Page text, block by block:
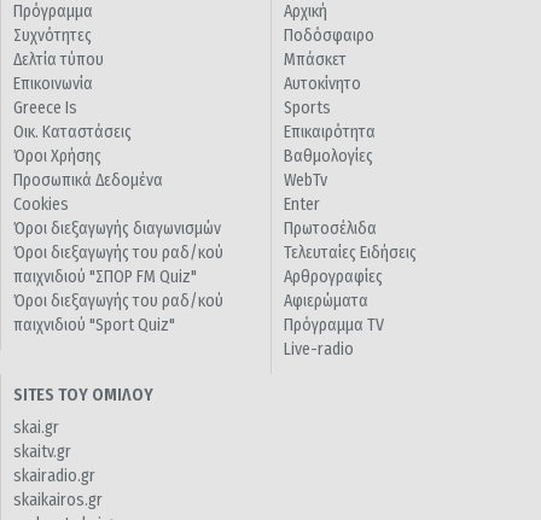
Πρόγραμμα
Συχνότητες
Δελτία τύπου
Επικοινωνία
Greece Is
Οικ. Καταστάσεις
Όροι Χρήσης
Προσωπικά Δεδομένα
Cookies
Όροι διεξαγωγής διαγωνισμών
Όροι διεξαγωγής του ραδ/κού
παιχνιδιού "ΣΠΟΡ FM Quiz"
Όροι διεξαγωγής του ραδ/κού
παιχνιδιού "Sport Quiz"
Αρχική
Ποδόσφαιρο
Μπάσκετ
Αυτοκίνητο
Sports
Επικαιρότητα
Βαθμολογίες
WebTv
Enter
Πρωτοσέλιδα
Τελευταίες Ειδήσεις
Αρθρογραφίες
Αφιερώματα
Πρόγραμμα TV
Live-radio
SITES ΤΟΥ ΟΜΙΛΟΥ
skai.gr
skaitv.gr
skairadio.gr
skaikairos.gr